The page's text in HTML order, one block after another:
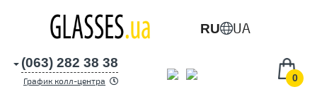
RU UA
0
(063) 282 38 38
График колл-центра